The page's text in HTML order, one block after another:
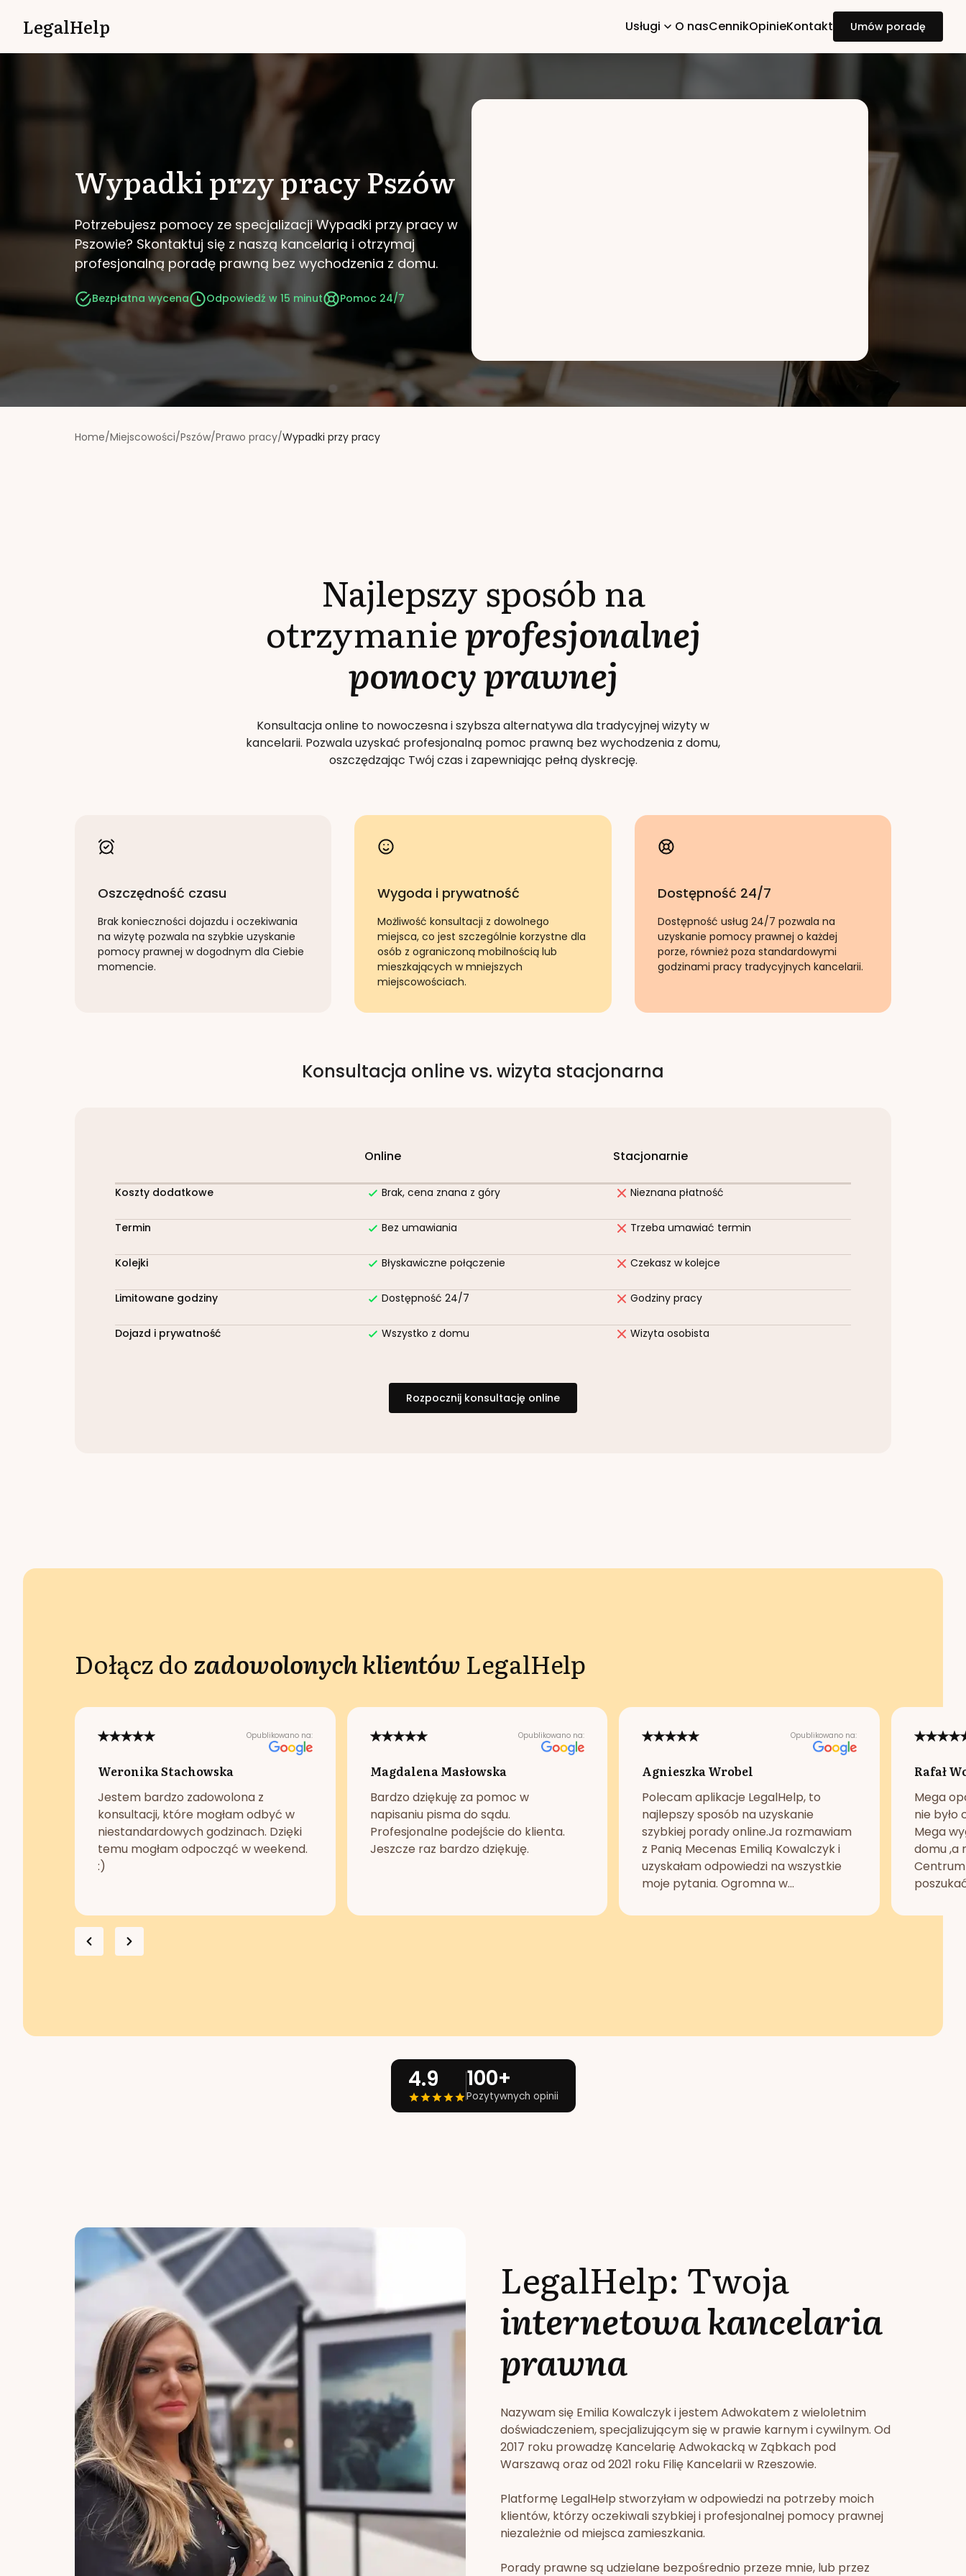
LegalHelp Usługi O nasCennikOpinieKontakt Umów poradę
Wypadki przy pracyPszów
Potrzebujesz pomocy ze specjalizacji Wypadki przy pracy w
Pszowie? Skontaktuj się z naszą kancelarią i otrzymaj
profesjonalną poradę prawną bez wychodzenia z domu.
Bezpłatna wycena Odpowiedź w 15 minut Pomoc 24/7
Home/Miejscowości/Pszów/Prawo pracy/Wypadki przy pracy
Najlepszy sposób na
otrzymanieprofesjonalnej
pomocy prawnej
Konsultacja online to nowoczesna i szybsza alternatywa dla tradycyjnej wizyty w
kancelarii. Pozwala uzyskać profesjonalną pomoc prawną bez wychodzenia z domu,
oszczędzając Twój czas i zapewniając pełną dyskrecję.
Oszczędność czasu
Brak konieczności dojazdu i oczekiwania
na wizytę pozwala na szybkie uzyskanie
pomocy prawnej w dogodnym dla Ciebie
momencie.
Wygoda i prywatność
Możliwość konsultacji z dowolnego
miejsca, co jest szczególnie korzystne dla
osób z ograniczoną mobilnością lub
mieszkających w mniejszych
miejscowościach.
Dostępność 24/7
Dostępność usług 24/7 pozwala na
uzyskanie pomocy prawnej o każdej
porze, również poza standardowymi
godzinami pracy tradycyjnych kancelarii.
Konsultacja online vs. wizyta stacjonarna
Online Stacjonarnie
Koszty dodatkowe Brak, cena znana z góry Nieznana płatność
Termin Bez umawiania Trzeba umawiać termin
Kolejki Błyskawiczne połączenie Czekasz w kolejce
Limitowane godziny Dostępność 24/7 Godziny pracy
Dojazd i prywatność Wszystko z domu Wizyta osobista
Rozpocznij konsultację online
Dołącz do zadowolonych klientów LegalHelp
Opublikowano na:
Weronika Stachowska
Jestem bardzo zadowolona z
konsultacji, które mogłam odbyć w
niestandardowych godzinach. Dzięki
temu mogłam odpocząć w weekend.
:)
Opublikowano na:
Magdalena Masłowska
Bardzo dziękuję za pomoc w
napisaniu pisma do sądu.
Profesjonalne podejście do klienta.
Jeszcze raz bardzo dziękuję.
Opublikowano na:
Agnieszka Wrobel
Polecam aplikacje LegalHelp, to
najlepszy sposób na uzyskanie
szybkiej porady online.Ja rozmawiam
z Panią Mecenas Emilią Kowalczyk i
uzyskałam odpowiedzi na wszystkie
moje pytania. Ogromna w...
Rafał
Mega
nie było
Mega
domu ,a
4.9 100+
Pozytywnych opinii
LegalHelp: Twoja
internetowa kancelaria
prawna
Nazywam się Emilia Kowalczyk i jestem Adwokatem z wieloletnim
doświadczeniem, specjalizującym się w prawie karnym i cywilnym. Od
2017 roku prowadzę Kancelarię Adwokacką w Ząbkach pod
Warszawą oraz od 2021 roku Filię Kancelarii w Rzeszowie.
Platformę LegalHelp stworzyłam w odpowiedzi na potrzeby moich
klientów, którzy oczekiwali szybkiej i profesjonalnej pomocy prawnej
niezależnie od miejsca zamieszkania.
Porady prawne są udzielane bezpośrednio przeze mnie, lub przez